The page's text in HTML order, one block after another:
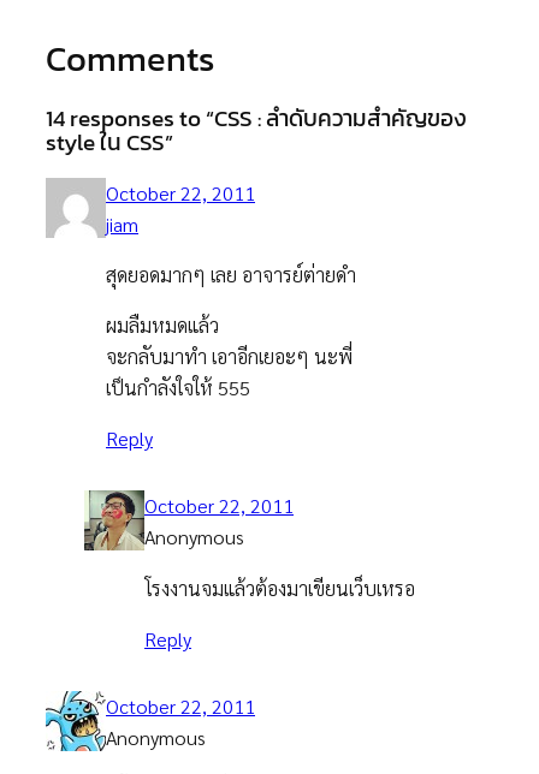
Comments
14 responses to “CSS : ลำดับความสำคัญของ
style ใน CSS”
October 22, 2011
jiam
สุดยอดมากๆ เลย อาจารย์ต่ายดำ
ผมลืมหมดแล้ว
จะกลับมาทำ เอาอีกเยอะๆ นะพี่
เป็นกำลังใจให้ 555
Reply
October 22, 2011
Anonymous
โรงงานจมแล้วต้องมาเขียนเว็บเหรอ
Reply
October 22, 2011
Anonymous